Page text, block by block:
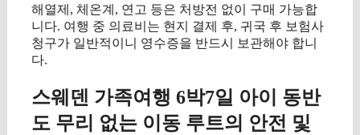
해열제, 체온계, 연고 등은 처방전 없이 구매 가능합
니다. 여행 중 의료비는 현지 결제 후, 귀국 후 보험사
청구가 일반적이니 영수증을 반드시 보관해야 합니
다.
스웨덴 가족여행 6박7일 아이 동반
도 무리 없는 이동 루트의 안전 및